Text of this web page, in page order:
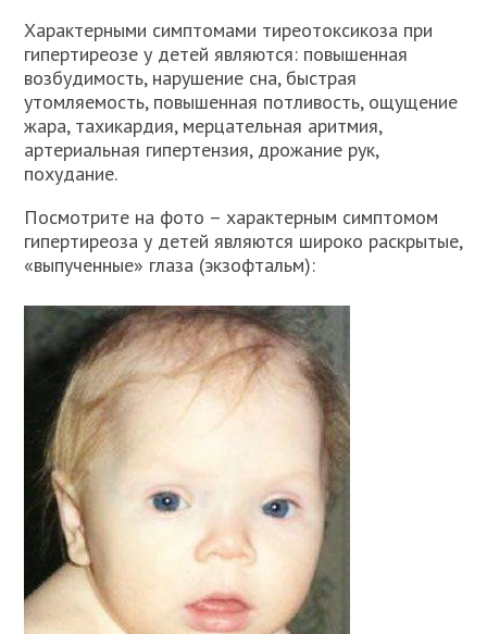
Характерными симптомами тиреотоксикоза при
гипертиреозе у детей являются: повышенная
возбудимость, нарушение сна, быстрая
утомляемость, повышенная потливость, ощущение
жара, тахикардия, мерцательная аритмия,
артериальная гипертензия, дрожание рук,
похудание.
Посмотрите на фото – характерным симптомом
гипертиреоза у детей являются широко раскрытые,
«выпученные» глаза (экзофтальм):